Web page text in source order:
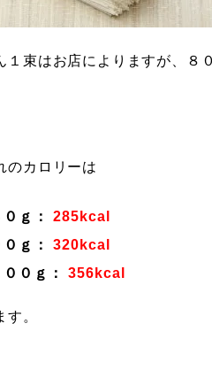
１束はお店によりますが、８
のカロリーは
０ｇ：
285kcal
０ｇ：
320kcal
００ｇ：
356kcal
す。